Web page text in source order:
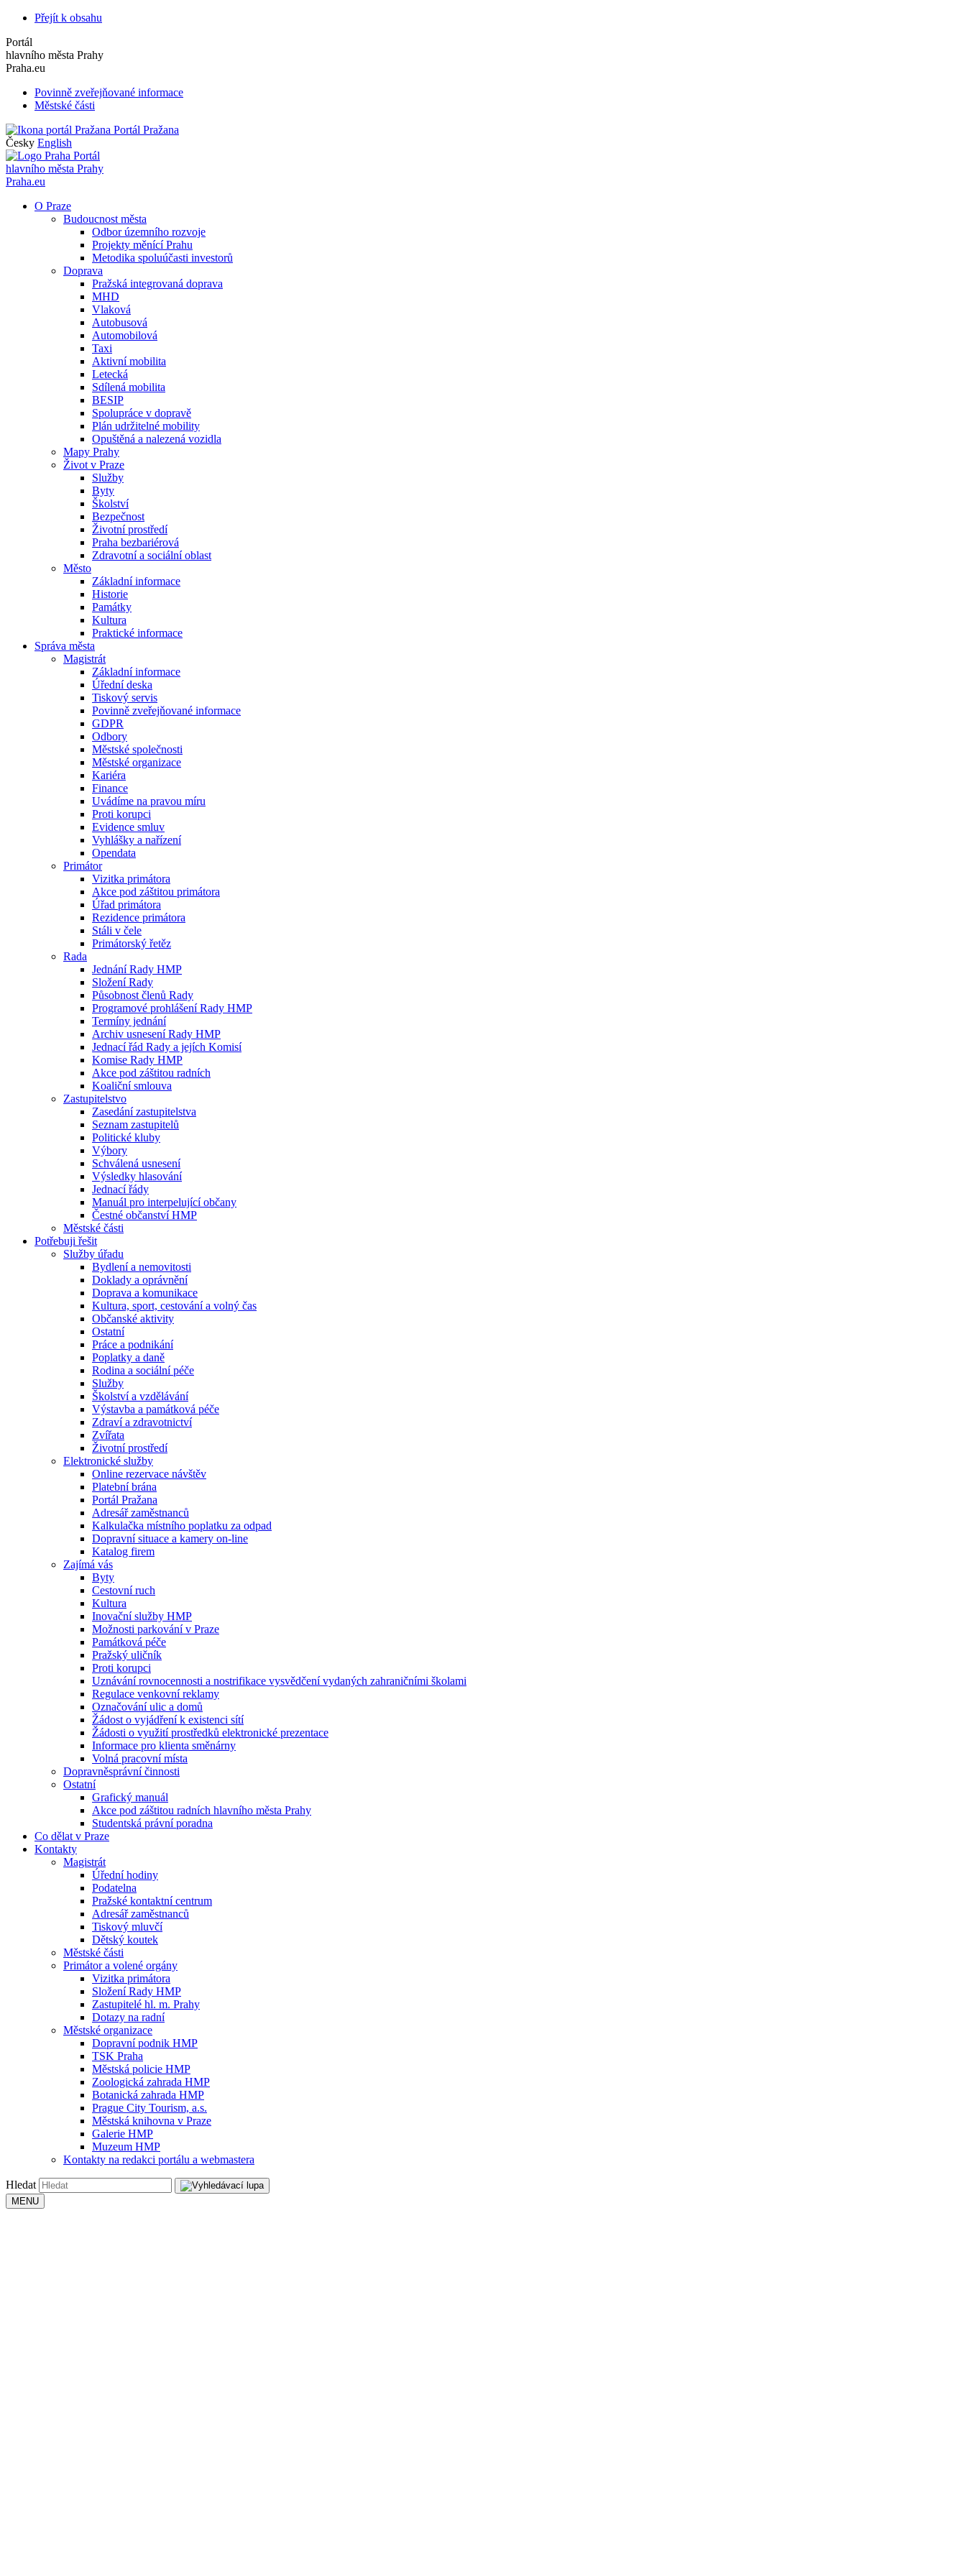
Přejít k obsahu
Portál
hlavního města Prahy
Praha.eu
Povinně zveřejňované informace
Městské části
Portál Pražana
Česky English
Portál
hlavního města Prahy
Praha.eu
O Praze
Budoucnost města
Odbor územního rozvoje
Projekty měnící Prahu
Metodika spoluúčasti investorů
Doprava
Pražská integrovaná doprava
MHD
Vlaková
Autobusová
Automobilová
Taxi
Aktivní mobilita
Letecká
Sdílená mobilita
BESIP
Spolupráce v dopravě
Plán udržitelné mobility
Opuštěná a nalezená vozidla
Mapy Prahy
Život v Praze
Služby
Byty
Školství
Bezpečnost
Životní prostředí
Praha bezbariérová
Zdravotní a sociální oblast
Město
Základní informace
Historie
Památky
Kultura
Praktické informace
Správa města
Magistrát
Základní informace
Úřední deska
Tiskový servis
Povinně zveřejňované informace
GDPR
Odbory
Městské společnosti
Městské organizace
Kariéra
Finance
Uvádíme na pravou míru
Proti korupci
Evidence smluv
Vyhlášky a nařízení
Opendata
Primátor
Vizitka primátora
Akce pod záštitou primátora
Úřad primátora
Rezidence primátora
Stáli v čele
Primátorský řetěz
Rada
Jednání Rady HMP
Složení Rady
Působnost členů Rady
Programové prohlášení Rady HMP
Termíny jednání
Archiv usnesení Rady HMP
Jednací řád Rady a jejích Komisí
Komise Rady HMP
Akce pod záštitou radních
Koaliční smlouva
Zastupitelstvo
Zasedání zastupitelstva
Seznam zastupitelů
Politické kluby
Výbory
Schválená usnesení
Výsledky hlasování
Jednací řády
Manuál pro interpelující občany
Čestné občanství HMP
Městské části
Potřebuji řešit
Služby úřadu
Bydlení a nemovitosti
Doklady a oprávnění
Doprava a komunikace
Kultura, sport, cestování a volný čas
Občanské aktivity
Ostatní
Práce a podnikání
Poplatky a daně
Rodina a sociální péče
Služby
Školství a vzdělávání
Výstavba a památková péče
Zdraví a zdravotnictví
Zvířata
Životní prostředí
Elektronické služby
Online rezervace návštěv
Platební brána
Portál Pražana
Adresář zaměstnanců
Kalkulačka místního poplatku za odpad
Dopravní situace a kamery on-line
Katalog firem
Zajímá vás
Byty
Cestovní ruch
Kultura
Inovační služby HMP
Možnosti parkování v Praze
Památková péče
Pražský uličník
Proti korupci
Uznávání rovnocennosti a nostrifikace vysvědčení vydaných zahraničními školami
Regulace venkovní reklamy
Označování ulic a domů
Žádost o vyjádření k existenci sítí
Žádosti o využití prostředků elektronické prezentace
Informace pro klienta směnárny
Volná pracovní místa
Dopravněsprávní činnosti
Ostatní
Grafický manuál
Akce pod záštitou radních hlavního města Prahy
Studentská právní poradna
Co dělat v Praze
Kontakty
Magistrát
Úřední hodiny
Podatelna
Pražské kontaktní centrum
Adresář zaměstnanců
Tiskový mluvčí
Dětský koutek
Městské části
Primátor a volené orgány
Vizitka primátora
Složení Rady HMP
Zastupitelé hl. m. Prahy
Dotazy na radní
Městské organizace
Dopravní podnik HMP
TSK Praha
Městská policie HMP
Zoologická zahrada HMP
Botanická zahrada HMP
Prague City Tourism, a.s.
Městská knihovna v Praze
Galerie HMP
Muzeum HMP
Kontakty na redakci portálu a webmastera
Hledat
MENU